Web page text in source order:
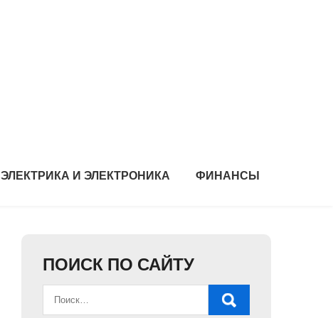
ЭЛЕКТРИКА И ЭЛЕКТРОНИКА ФИНАНСЫ
ПОИСК ПО САЙТУ